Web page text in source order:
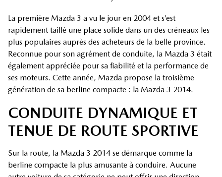
La première Mazda 3 a vu le jour en 2004 et s’est
rapidement taillé une place solide dans un des créneaux les
plus populaires auprès des acheteurs de la belle province.
Reconnue pour son agrément de conduite, la Mazda 3 était
également appréciée pour sa fiabilité et la performance de
ses moteurs. Cette année, Mazda propose la troisième
génération de sa berline compacte : la Mazda 3 2014.
CONDUITE DYNAMIQUE ET
TENUE DE ROUTE SPORTIVE
Sur la route, la Mazda 3 2014 se démarque comme la
berline compacte la plus amusante à conduire. Aucune